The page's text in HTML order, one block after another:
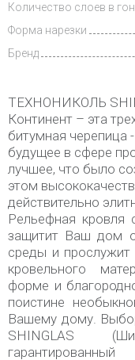
Количество слоев в
Форма нарезки
Бренд
ТЕХНОНИКОЛЬ
Континент – этa
битумная
будущее в сфере
лучшее, что было
этом
действительно
Рельефная кровля
защитит Ваш дом
среды и
кровельного
форме и
поистине
Вашему дому.
SHINGLAS